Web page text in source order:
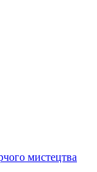
мистецтва